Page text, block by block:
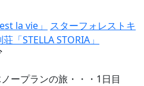
la vie」
スターフォレストキ
「STELLA STORIA」
ープランの旅・・・1日目